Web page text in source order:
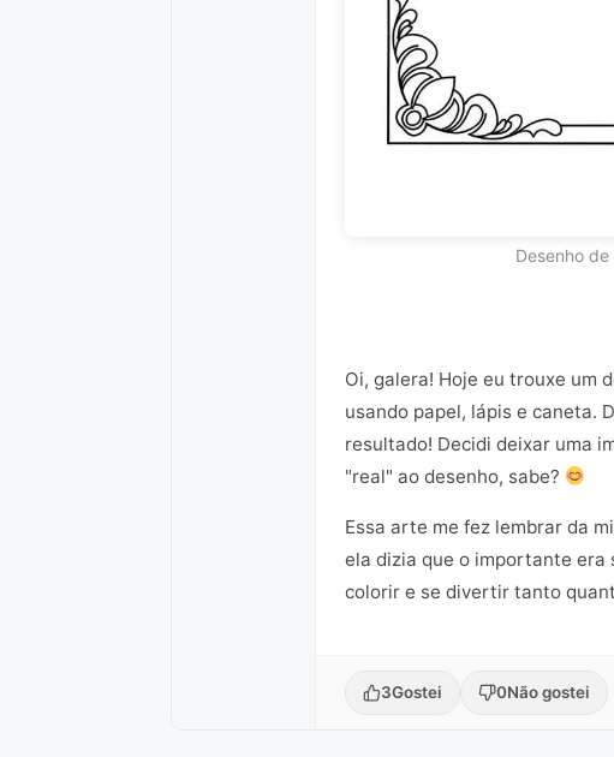
Desenho
Oi, galera! Hoje eu trouxe um
usando papel, lápis e caneta.
resultado! Decidi deixar uma
"real" ao desenho, sabe?
Essa arte me fez lembrar da
ela dizia que o importante era
colorir e se divertir tanto
3Gostei 0Não gostei